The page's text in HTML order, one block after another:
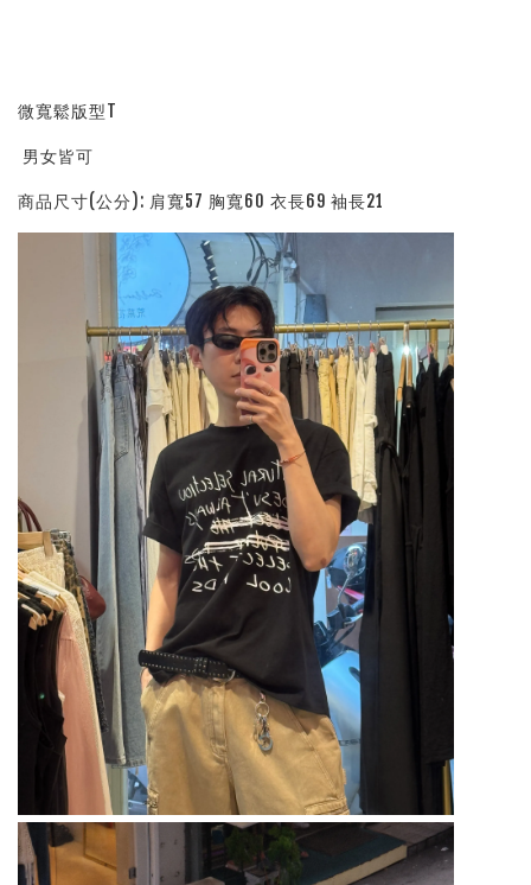
微寬鬆版型T
男女皆可
商品尺寸(公分): 肩寬57 胸寬60 衣長69 袖長21